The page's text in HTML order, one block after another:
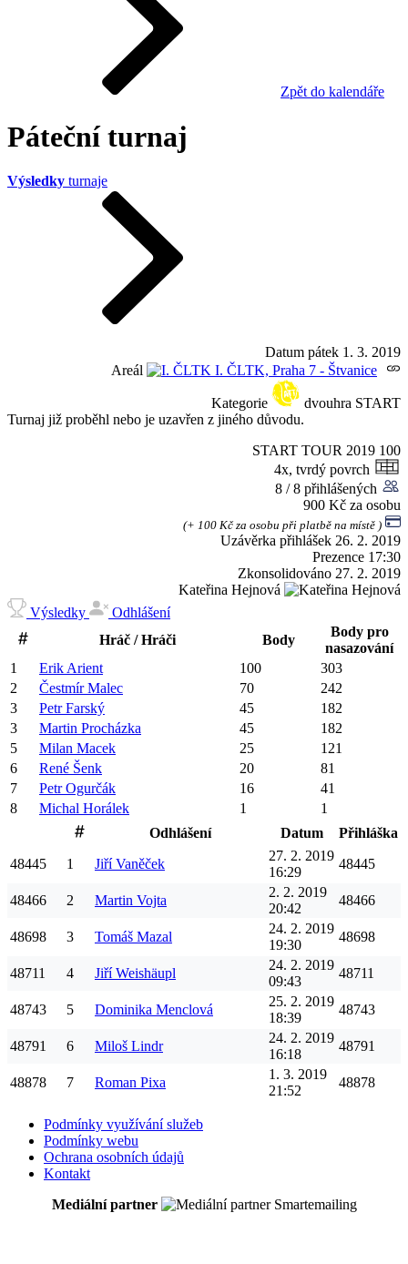
Zpět do kalendáře
Páteční turnaj
Výsledky turnaje
Datum pátek 1. 3. 2019
Areál
I. ČLTK, Praha 7 - Štvanice
Kategorie
dvouhra START
Turnaj již proběhl nebo je uzavřen z jiného důvodu.
START TOUR 2019 100
4x, tvrdý povrch
8 / 8 přihlášených
900 Kč za osobu
(+ 100 Kč za osobu při platbě na místě )
Uzávěrka přihlášek 26. 2. 2019
Prezence 17:30
Zkonsolidováno 27. 2. 2019
Kateřina Hejnová
Výsledky
Odhlášení
Hráč / Hráči
Body
Body pro
nasazování
1
Erik Arient 100
303
2
Čestmír Malec 70
242
3
Petr Farský 45
182
3
Martin Procházka 45
182
5
Milan Macek 25
121
6
René Šenk 20
81
7
Petr Ogurčák 16
41
8
Michal Horálek 1
1
Odhlášení
Datum
Přihláška
48445
1 Jiří Vaněček
27. 2. 2019
16:29
48445
48466 2 Martin Vojta
2. 2. 2019
20:42
48466
48698 3 Tomáš Mazal
24. 2. 2019
19:30
48698
48711 4 Jiří Weishäupl
24. 2. 2019
09:43
48711
48743 5 Dominika Menclová
25. 2. 2019
18:39
48743
48791 6 Miloš Lindr
24. 2. 2019
16:18
48791
48878 7 Roman Pixa
1. 3. 2019
21:52
48878
Podmínky využívání služeb
Podmínky webu
Ochrana osobních údajů
Kontakt
Mediální partner